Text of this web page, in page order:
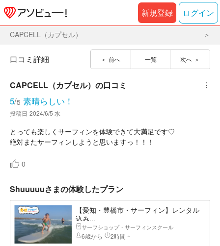
新規登録 ログイン
CAPCELL（カプセル）
前へ 一覧 次へ
口コミ詳細
CAPCELL（カプセル） の口コミ ︙
5/5 素晴らしい！
投稿日 2024/6/5 水
とっても楽しくサーフィンを体験できて大満足です♡
絶対またサーフィンしようと思いますっ！！！
0
Shuuuuuさまの体験したプラン
【愛知・豊橋市・サーフィン】レンタル
込み...
サーフショップ・サーフィンスクール
6歳から 2時間 ~